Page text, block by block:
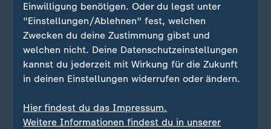
Paralympics
Videos, Highlights, Livestreams,
Alle Paralympics-News zu den Winterspielen 2026
Einwilligung benötigen. Oder du legst unter
"Einstellungen/Ablehnen" fest, welchen
Zwecken du deine Zustimmung gibst und
welchen nicht. Deine Datenschutzeinstellungen
kannst du jederzeit mit Wirkung für die Zukunft
in deinen Einstellungen widerrufen oder ändern.
Hier findest du das Impressum.
Weitere Informationen findest du in unserer